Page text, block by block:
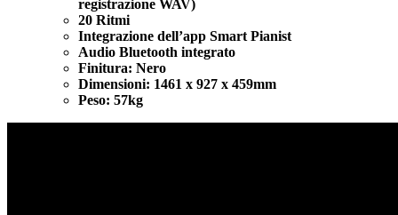
registrazione WAV)
20 Ritmi
Integrazione dell’app Smart Pianist
Audio Bluetooth integrato
Finitura: Nero
Dimensioni: 1461 x 927 x 459mm
Peso: 57kg